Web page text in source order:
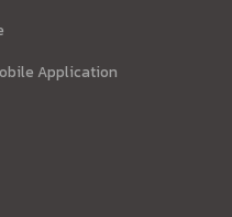
Application